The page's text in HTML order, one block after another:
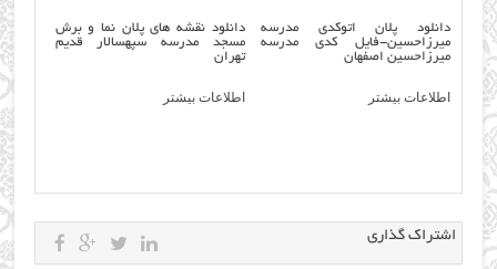
دانلود پلان اتوکدی مدرسه
میرزاحسین-فایل کدی مدرسه
میرزاحسین اصفهان
اطلاعات بیشتر
دانلود نقشه های پلان نما و برش
مسجد مدرسه سپهسالار قدیم
تهران
اطلاعات بیشتر
اشتراک گذاری